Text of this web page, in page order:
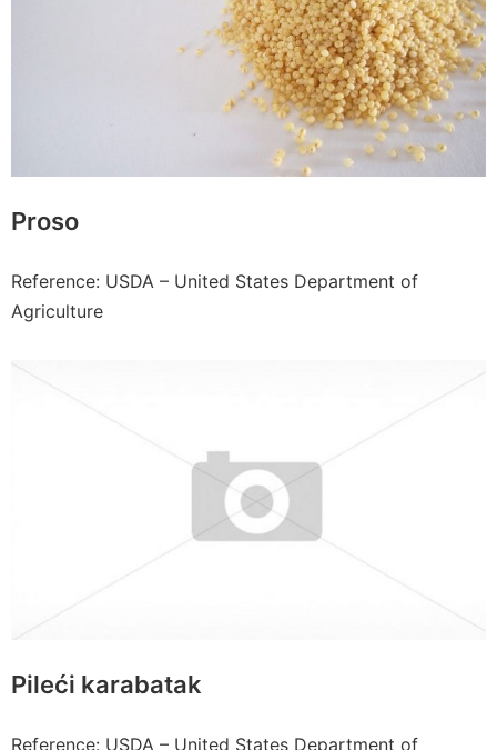
Proso
Reference: USDA – United States Department of
Agriculture
Pileći karabatak
Reference: USDA – United States Department of